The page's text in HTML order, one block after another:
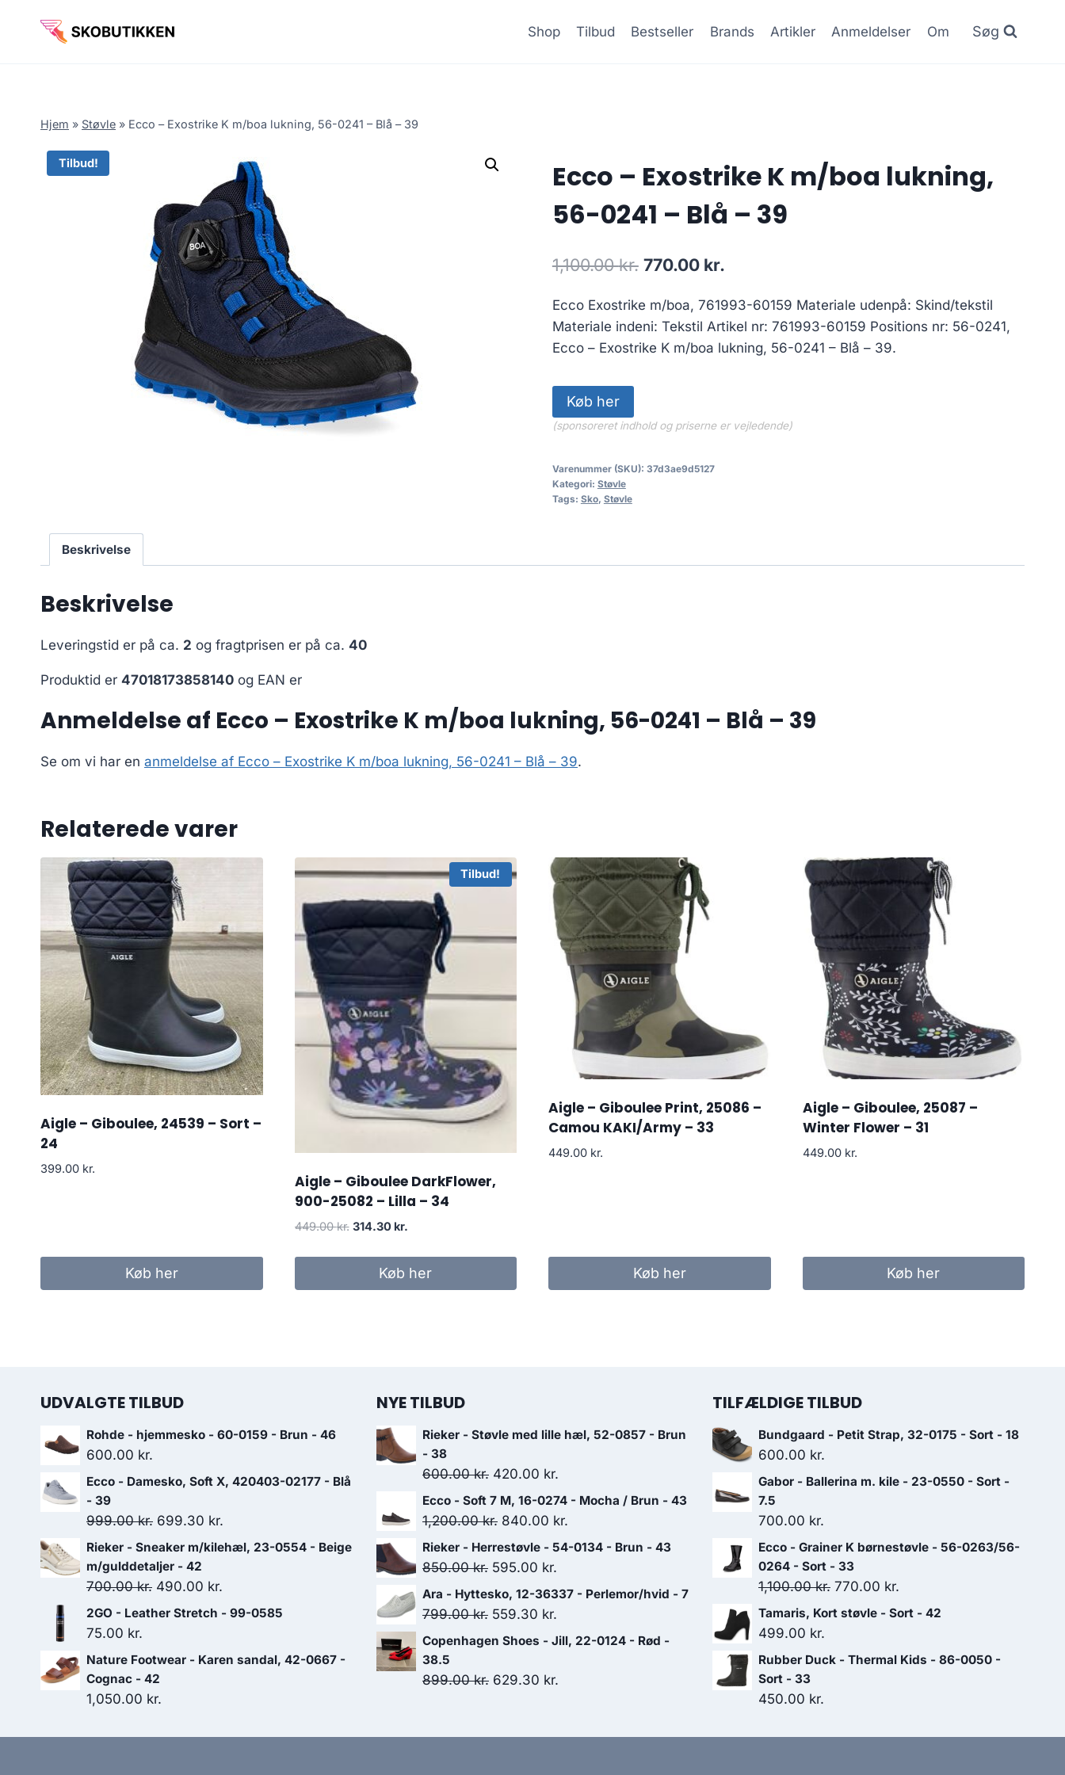
Shop Tilbud Bestseller Brands Artikler Anmeldelser Om Søg
Hjem » Støvle » Ecco – Exostrike K m/boa lukning, 56-0241 – Blå – 39
Tilbud!
Ecco – Exostrike K m/boa lukning,
56-0241 – Blå – 39
1,100.00kr. Den
pris
var:
770.00 kr.
pris
er:
Ecco Exostrike m/boa, 761993-60159 Materiale udenpå: Skind/tekstil
Materiale indeni: Tekstil Artikel nr: 761993-60159 Positions nr: 56-0241,
Ecco – Exostrike K m/boa lukning, 56-0241 – Blå – 39.
Køb her
(sponsoreret indhold og priserne er vejledende)
Varenummer (SKU): 37d3ae9d5127
Kategori: Støvle
Tags: Sko, Støvle
Beskrivelse
Beskrivelse
Leveringstid er på ca. 2 og fragtprisen er på ca. 40
Produktid er 47018173858140 og EAN er
Anmeldelse af Ecco – Exostrike K m/boa lukning, 56-0241 – Blå – 39
Se om vi har en anmeldelse af Ecco – Exostrike K m/boa lukning, 56-0241 – Blå – 39.
Relaterede varer
Aigle – Giboulee, 24539 – Sort –
24
399.00 kr.
Køb her
Tilbud!
Aigle – Giboulee DarkFlower,
900-25082 – Lilla – 34
449.00kr. Den
314.30 kr.
er:
Køb her
Aigle – Giboulee Print, 25086 –
Camou KAKI/Army – 33
449.00 kr.
Køb her
Aigle – Giboulee, 25087 –
Winter Flower – 31
449.00 kr.
Køb her
UDVALGTE TILBUD
Rohde - hjemmesko - 60-0159 - Brun - 46
600.00 kr.
Ecco - Damesko, Soft X, 420403-02177 - Blå
- 39
999.00kr. Den
oprindelige
pris
var:
999.00 kr..
699.30 kr.
aktuelle
699.30 kr..
Rieker - Sneaker m/kilehæl, 23-0554 - Beige
m/gulddetaljer - 42
700.00kr. Den
oprindelige
700.00 kr..
490.00 kr.
aktuelle
490.00 kr..
2GO - Leather Stretch - 99-0585
75.00 kr.
Nature Footwear - Karen sandal, 42-0667 -
Cognac - 42
1,050.00 kr.
NYE TILBUD
Rieker - Støvle med lille hæl, 52-0857 - Brun
- 38
600.00kr. Den
oprindelige
pris
600.00 kr..
420.00 kr.
aktuelle
pris
Ecco - Soft 7 M, 16-0274 - Mocha / Brun - 43
1,200.00kr. Den
oprindelige
pris
1,200.00 kr..
840.00 kr.
aktuelle
Rieker - Herrestøvle - 54-0134 - Brun - 43
850.00kr. Den
oprindelige
pris
595.00 kr.
aktuelle
595.00 kr..
Ara - Hyttesko, 12-36337 - Perlemor/hvid - 7
799.00kr. Den
oprindelige
var:
559.30 kr.
aktuelle
Copenhagen Shoes - Jill, 22-0124 - Rød -
38.5
899.00kr. Den
629.30 kr.
TILFÆLDIGE TILBUD
Bundgaard - Petit Strap, 32-0175 - Sort - 18
600.00 kr.
Gabor - Ballerina m. kile - 23-0550 - Sort -
7.5
700.00 kr.
Ecco - Grainer K børnestøvle - 56-0263/56-
0264 - Sort - 33
1,100.00kr. Den
oprindelige
770.00 kr.
aktuelle
Tamaris, Kort støvle - Sort - 42
499.00 kr.
Rubber Duck - Thermal Kids - 86-0050 -
Sort - 33
450.00 kr.